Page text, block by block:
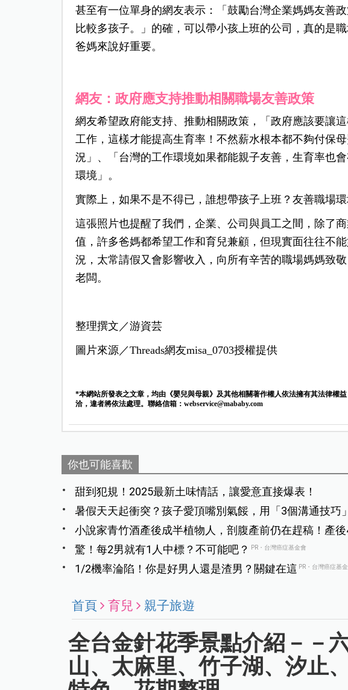
甚至有一位單身的網友表示：「鼓勵台灣企業媽媽友善
比較多孩子。」的確，可以帶小孩上班的公司，真的是
爸媽來說好重要。
網友：政府應支持推動相關職場友善政策
網友希望政府能支持、推動相關政策，「政府應該要讓
工作，這樣才能提高生育率！不然薪水根本都不夠付保
況」、「台灣的工作環境如果都能親子友善，生育率也
環境」。
實際上，如果不是不得已，誰想帶孩子上班？友善職場
這張照片也提醒了我們，企業、公司與員工之間，除了
值，許多爸媽都希望工作和育兒兼顧，但現實面往往不
況，太常請假又會影響收入，向所有辛苦的職場媽媽致
老闆。
整理撰文／游資芸
圖片來源／Threads網友misa_0703授權提供
*本網站所發表之文章，均由《嬰兒與母親》及其他相關著作權人依法擁有其法律權
洽，違者將依法處理。聯絡信箱： webservice@mababy.com
你也可能喜歡
甜到犯規！2025最新土味情話，讓愛意直接爆表！
暑假天天起衝突？孩子愛頂嘴別氣餒，用「3個溝通技巧
小說家青竹酒產後成半植物人，剖腹產前仍在趕稿！產
驚！每2男就有1人中標？不可能吧？
PR・台灣癌症基金會
1/2機率淪陷！你是好男人還是渣男？關鍵在這 PR・台灣癌症基
首頁 育兒 親子旅遊
全台金針花季景點介紹－－
山、太麻里、竹子湖、汐止